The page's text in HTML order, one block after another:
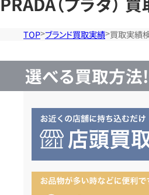
TOP ブランド買取実績 買取実績
選べる買取方法!